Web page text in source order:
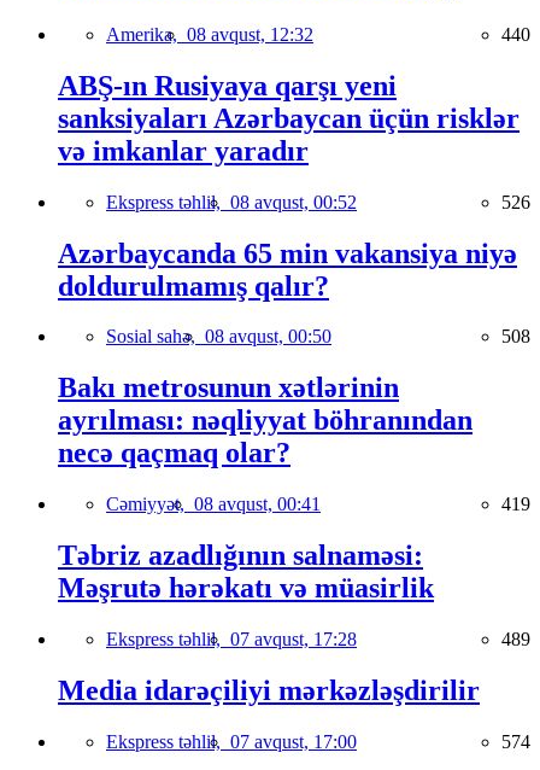
Amerika, 08 avqust, 12:32 440
ABŞ-ın Rusiyaya qarşı yeni
sanksiyaları Azərbaycan üçün risklər
və imkanlar yaradır
Ekspress təhlil, 08 avqust, 00:52 526
Azərbaycanda 65 min vakansiya niyə
doldurulmamış qalır?
Sosial sahə, 08 avqust, 00:50 508
Bakı metrosunun xətlərinin
ayrılması: nəqliyyat böhranından
necə qaçmaq olar?
Cəmiyyət, 08 avqust, 00:41 419
Təbriz azadlığının salnaməsi:
Məşrutə hərəkatı və müasirlik
Ekspress təhlil, 07 avqust, 17:28 489
Media idarəçiliyi mərkəzləşdirilir
Ekspress təhlil, 07 avqust, 17:00 574